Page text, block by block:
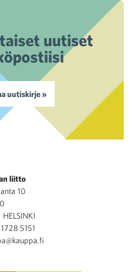
uutiset
uutiskirje »
liitto
10
HELSINKI
5151